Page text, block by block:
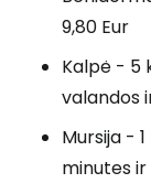
9,80 Eur
Kalpė - 5
valandos
Mursija -
minutes ir